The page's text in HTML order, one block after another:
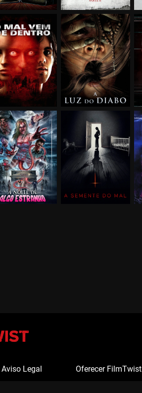
Aviso Legal Oferecer FilmTwist